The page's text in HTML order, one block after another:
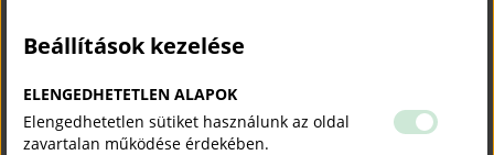
Beállítások kezelése
ELENGEDHETETLEN ALAPOK
Elengedhetetlen sütiket használunk az oldal
zavartalan működése érdekében.